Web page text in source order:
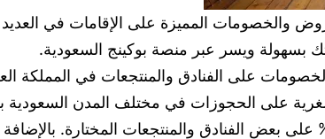
والخصومات المميزة على الإقامات في
على الفنادق والمنتجعات في المملكة
على الحجوزات في مختلف المدن السعودية
من خصومات تصل إلى 50% على بعض الفنادق